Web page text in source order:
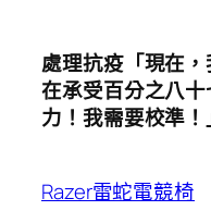
處理抗疫「現在，
在承受百分之八
力！我需要校準
Razer雷蛇電競椅